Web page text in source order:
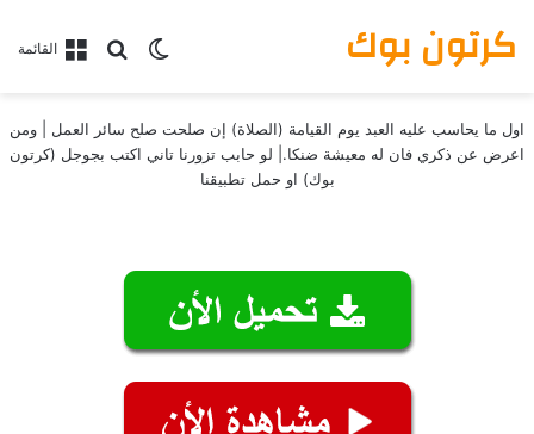
القائمةبحث عن
الوضع المظلم كرتون بوك
اول ما يحاسب عليه العبد يوم القيامة (الصلاة) إن صلحت صلح سائر العمل | ومن
اعرض عن ذكري فان له معيشة ضنكا.| لو حابب تزورنا تاني اكتب بجوجل (كرتون
بوك) او حمل تطبيقنا